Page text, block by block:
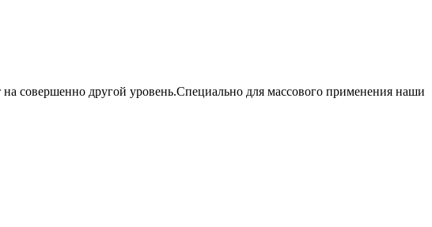
совершенно другой уровень.Специально для массового применения наши